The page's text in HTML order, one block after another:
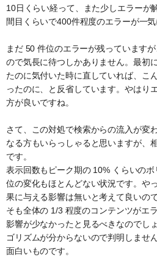
10日くらい経って、また少しエラーが
間目くらいで400件程度のエラーが一気
まだ 50 件位のエラーが残っています
ので気長に待つしかありません。最初
たのに気付いた時に直していれば、こ
ったのに、と反省しています。やはり
方が良いですね。
さて、この対処で検索からの流入が変
なる方もいらっしゃると思いますが、
です。
表示回数もピーク期の 10% くらいの
位の変化もほとんどない状況です。や
果に与える影響は無いと考えて良いの
そも全体の 1/3 程度のコンテンツがエ
影響が少なかったと見るべきなのでし
ゴリズムが分からないので判明しませ
面白いものです。